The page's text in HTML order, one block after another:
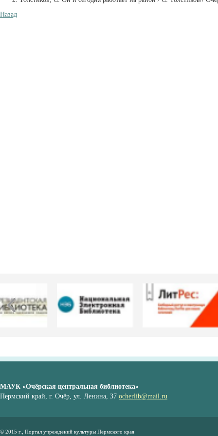
Назад
МАУК «Очёрская центральная библиотека»
Пермский край, г. Очёр, ул. Ленина, 37 ocherlib@mail.ru
© 2015 г., Портал учреждений культуры Пермского края